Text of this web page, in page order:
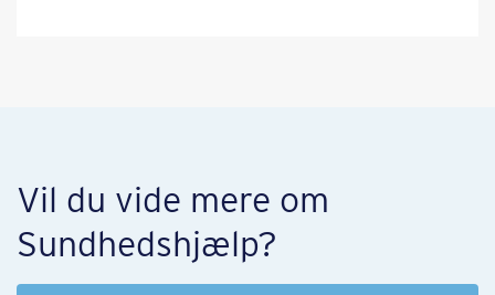
Vil du vide mere om
Sundhedshjælp?